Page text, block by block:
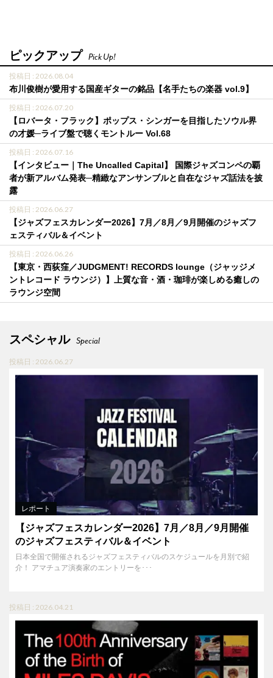
ピックアップ Pick Up!
投稿日 : 2026.08.04
布川俊樹が愛用する国産ギターの銘品【名手たちの楽器 vol.9】
投稿日 : 2026.07.20
【ロバータ・フラック】ポップス・シンガーを目指したソウル界
の才媛─ライブ盤で聴くモントルー Vol.68
投稿日 : 2026.07.16
【インタビュー｜The Uncalled Capital】 国際ジャズコンペの覇
者が新アルバム発表─精緻なアンサンブルと自在なジャズ話法を披
露
投稿日 : 2026.06.27
【ジャズフェスカレンダー2026】7月／8月／9月開催のジャズフ
ェスティバル＆イベント
投稿日 : 2026.06.26
【東京・西荻窪／JUDGMENT! RECORDS lounge（ジャッジメ
ントレコード ラウンジ）】上質な音・酒・珈琲が楽しめる癒しの
ラウンジ空間
スペシャル Special
投稿日 : 2026.06.27
レポート
【ジャズフェスカレンダー2026】7月／8月／9月開催
のジャズフェスティバル＆イベント
日本全国で開催されるジャズフェスティバルのスケジュールを月別で紹
介！ アマチュア演奏家のエントリーを･･･
投稿日 : 2026.04.21